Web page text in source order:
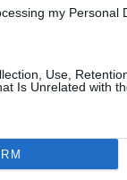
my Personal
Use,
Is Unrelated with
tärkeimmät
ovat
Tudor-
iltaan